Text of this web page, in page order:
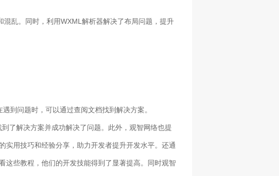
乱。同时，利用WXML解析器解决了布局问题，提升
到问题时，可以通过查阅文档找到解决方案。
了解决方案并成功解决了问题。此外，观智网络也提
的实用技巧和经验分享，助力开发者提升开发水平。还通
这些教程，他们的开发技能得到了显著提高。同时观智